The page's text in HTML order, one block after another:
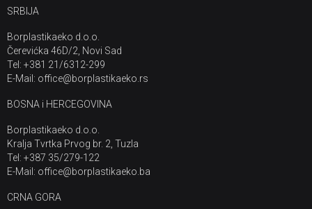
SRBIJA
Borplastikaeko d.o.o.
Čerevićka 46D/2, Novi Sad
Tel: +381 21/6312-299
E-Mail: office@borplastikaeko.rs
BOSNA i HERCEGOVINA
Borplastikaeko d.o.o.
Kralja Tvrtka Prvog br. 2, Tuzla
Tel: +387 35/279-122
E-Mail: office@borplastikaeko.ba
CRNA GORA